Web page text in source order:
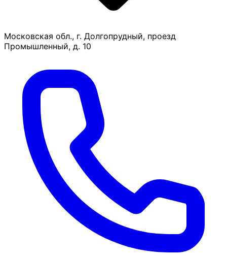
Московская обл., г. Долгопрудный, проезд
Промышленный, д. 10